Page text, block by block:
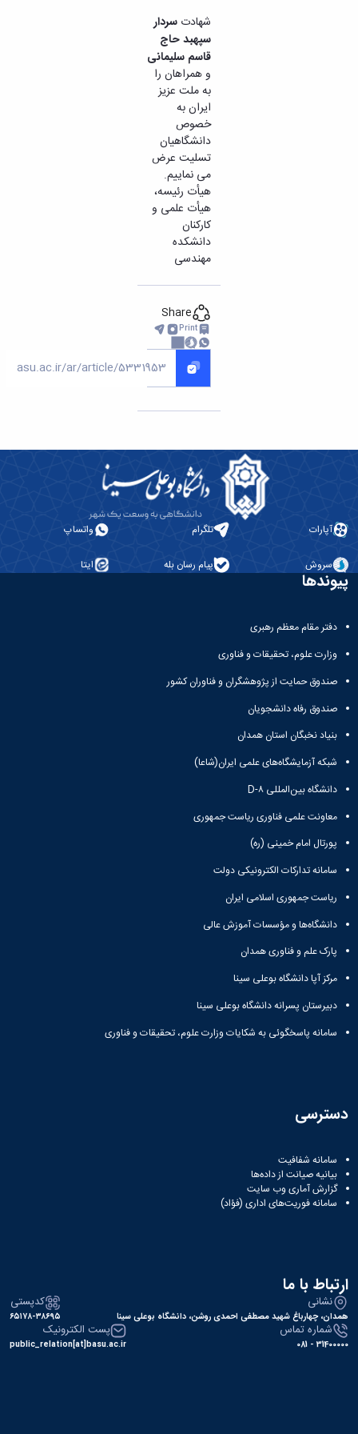
شهادت سردار
سپهبد حاج
قاسم سلیمانی
و همراهان را
به ملت عزیز
ایران به
خصوص
دانشگاهیان
تسلیت عرض
می نماییم.
هیأت رئیسه،
هیأت علمی و
کارکنان
دانشکده
مهندسی
Share
Print
آپارات تلگرام واتساپ
سروش پیام رسان بله ایتا
پیوندها
دفتر مقام معظم رهبری
وزارت علوم، تحقیقات و فناوری
صندوق حمایت از پژوهشگران و فناوران کشور
صندوق رفاه دانشجویان
بنیاد نخبگان استان همدان
شبکه آزمایشگاه‌های علمی ایران(شاعا)
دانشگاه بین‌المللی D-۸
معاونت علمی فناوری ریاست جمهوری
پورتال امام خمینی (ره)
سامانه تدارکات الکترونیکی دولت
ریاست جمهوری اسلامی ایران
دانشگاه‌ها و مؤسسات آموزش عالی
پارک علم و فناوری همدان
مرکز آپا دانشگاه بوعلی سینا
دبیرستان پسرانه دانشگاه بوعلی سینا
سامانه پاسخگوئی به شکایات وزارت علوم، تحقیقات و فناوری
دسترسی
سامانه شفافیت
بیانیه صیانت از داده‌ها
گزارش آماری وب‌ سایت
سامانه فوریت‌های اداری (فؤاد)
ارتباط با ما
نشانی
همدان، چهارباغ شهید مصطفی احمدی روشن، دانشگاه بوعلی سینا
کدپستی
۶۵۱۷۸-۳۸۶۹۵
شماره تماس
31400000 - 081
پست الکترونیک
public_relation[at]basu.ac.ir